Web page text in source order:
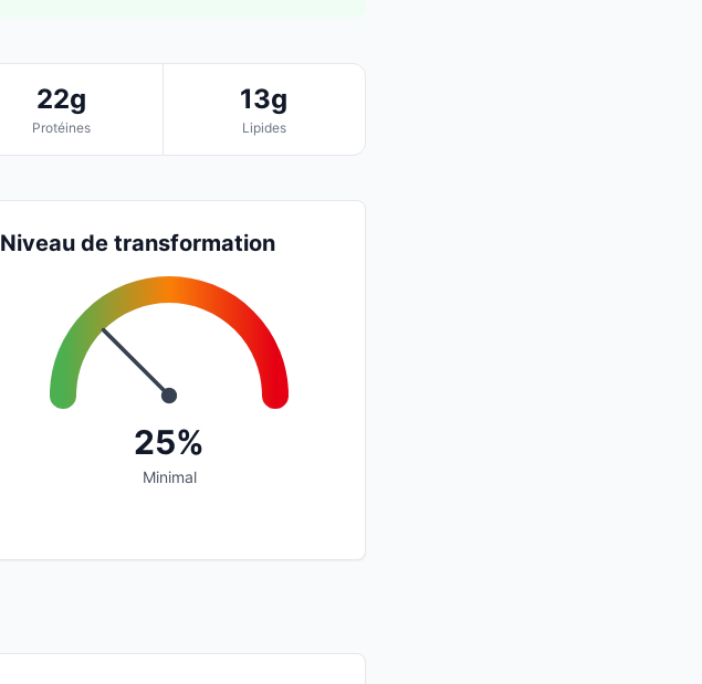
22g
Protéines
13g
Lipides
Niveau de transformation
25%
Minimal